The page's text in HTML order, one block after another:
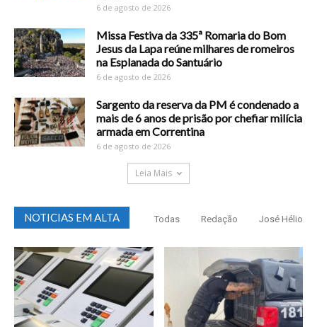
6 de agosto de 2026
Missa Festiva da 335ª Romaria do Bom
Jesus da Lapa reúne milhares de romeiros
na Esplanada do Santuário
6 de agosto de 2026
Sargento da reserva da PM é condenado a
mais de 6 anos de prisão por chefiar milícia
armada em Correntina
6 de agosto de 2026
Leia Mais
NOTICIAS EM ALTA Todas Redação José Hélio